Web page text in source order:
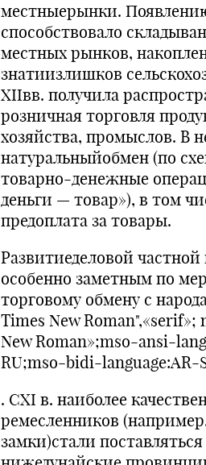
местныерынки.
способствовало
местных рынков,
знатиизлишков
XIIвв. получила
розничная торговля
хозяйства, промыслов. В
натуральныйобмен (по
товарно-денежные
деньги — товар»), в том
предоплата за товары.
Развитиеделовой
особенно заметным по
торговому обмену с
Times New
New Roman»;mso-ansi-
RU;mso-bidi-language:AR-
. CXI в. наиболее
ремесленников
замки)стали